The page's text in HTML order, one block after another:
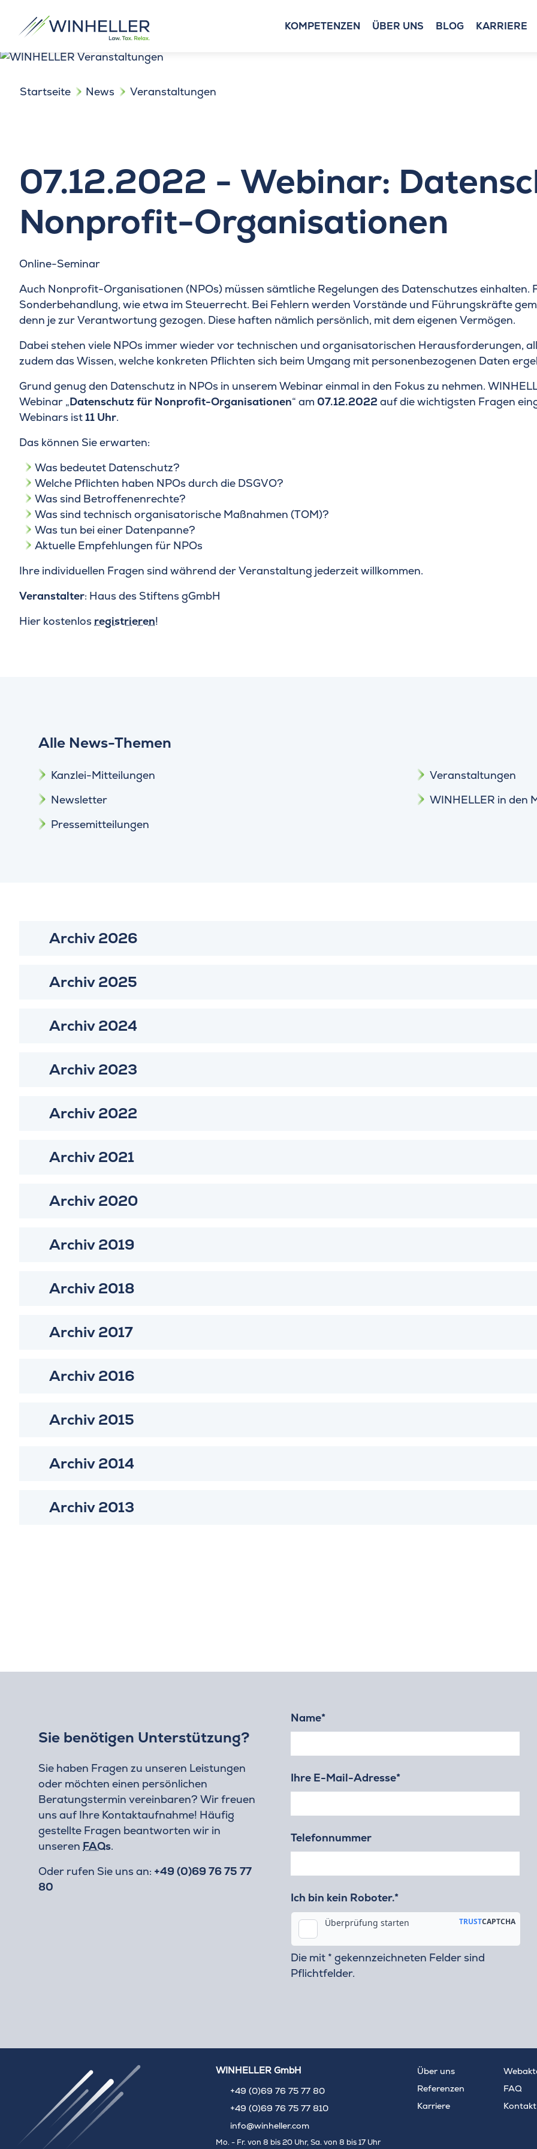
KOMPETENZEN ÜBER UNS BLOG KARRIERE
Startseite News Veranstaltungen
07.12.2022 - Webinar:
Nonprofit-Organisationen
Online-Seminar
Auch Nonprofit-Organisationen (NPOs) müssen sämtliche Regelungen des Datenschutzes einhalten.
Sonderbehandlung, wie etwa im Steuerrecht. Bei Fehlern werden Vorstände und Führungskräfte
denn je zur Verantwortung gezogen. Diese haften nämlich persönlich, mit dem eigenen Vermögen.
Dabei stehen viele NPOs immer wieder vor technischen und organisatorischen Herausforderungen,
zudem das Wissen, welche konkreten Pflichten sich beim Umgang mit personenbezogenen Daten
Grund genug den Datenschutz in NPOs in unserem Webinar einmal in den Fokus zu nehmen.
Webinar „Datenschutz für Nonprofit-Organisationen“ am 07.12.2022 auf die wichtigsten Fragen
Webinars ist11 Uhr.
Das können Sie erwarten:
Was bedeutet Datenschutz?
Welche Pflichten haben NPOs durch die DSGVO?
Was sind Betroffenenrechte?
Was sind technisch organisatorische Maßnahmen (TOM)?
Was tun bei einer Datenpanne?
Aktuelle Empfehlungen für NPOs
Ihre individuellen Fragen sind während der Veranstaltung jederzeit willkommen.
Veranstalter: Haus des Stiftens gGmbH
Hier kostenlos registrieren!
Alle News-Themen
Kanzlei-Mitteilungen
Newsletter
Pressemitteilungen
Veranstaltungen
WINHELLER in den
Archiv 2026
Archiv 2025
Archiv 2024
Archiv 2023
Archiv 2022
Archiv 2021
Archiv 2020
Archiv 2019
Archiv 2018
Archiv 2017
Archiv 2016
Archiv 2015
Archiv 2014
Archiv 2013
Sie benötigen Unterstützung?
Sie haben Fragen zu unseren Leistungen
oder möchten einen persönlichen
Beratungstermin vereinbaren? Wir freuen
uns auf Ihre Kontaktaufnahme! Häufig
gestellte Fragen beantworten wir in
unseren FAQs.
Oder rufen Sie uns an: +49 (0)69 76 75 77
80
Name*
Ihre E-Mail-Adresse*
Telefonnummer
Ich bin kein Roboter.*
Die mit * gekennzeichneten Felder sind
Pflichtfelder.
WINHELLER GmbH
+49 (0)69 76 75 77 80
+49 (0)69 76 75 77 810
info@winheller.com
Mo. - Fr. von 8 bis 20 Uhr, Sa. von 8 bis 17 Uhr
Über uns
Referenzen
Karriere
FAQ
Kontakt